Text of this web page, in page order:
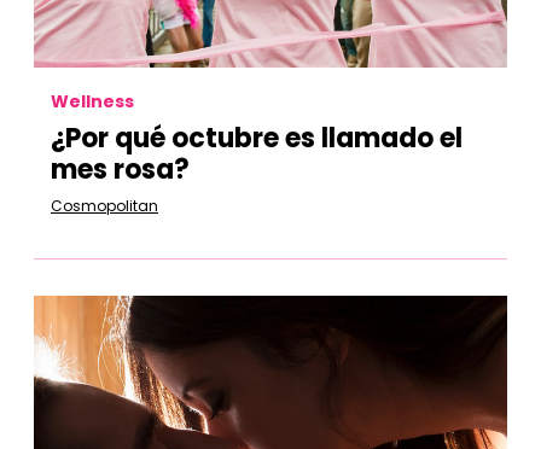
Wellness
¿Por qué octubre es llamado el
mes rosa?
Cosmopolitan